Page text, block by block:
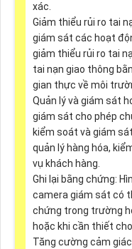
xác.
Giảm thiểu rủi ro tai
giám sát các hoạt
giảm thiểu rủi ro tai
tai nạn giao thông
gian thực về môi
Quản lý và giám sát
giám sát cho phép
kiểm soát và giám
quản lý hàng hóa,
vụ khách hàng.
Ghi lại bằng chứng:
camera giám sát có
chứng trong trường
hoặc khi cần thiết
Tăng cường cảm